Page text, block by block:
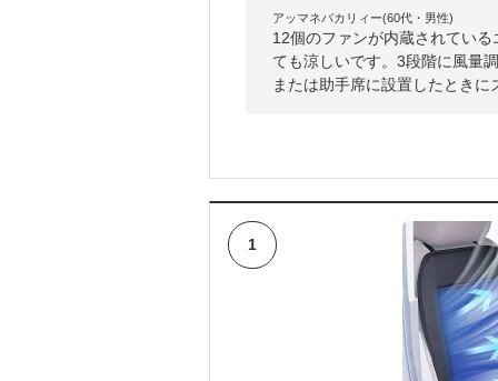
アッマネバカリィー(60代・男性)
12個のファンが内蔵されてい
ても涼しいです。3段階に風量
または助手席に設置したときに
1